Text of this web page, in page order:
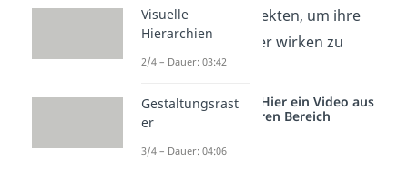
Künstler und Architekten, um ihre
Werke harmonischer wirken zu
lassen.
Studyflix vernetzt: Hier ein Video aus
einem anderen Bereich
Visuelle
Hierarchien
2/4 – Dauer: 03:42
Gestaltungsrast
er
3/4 – Dauer: 04:06